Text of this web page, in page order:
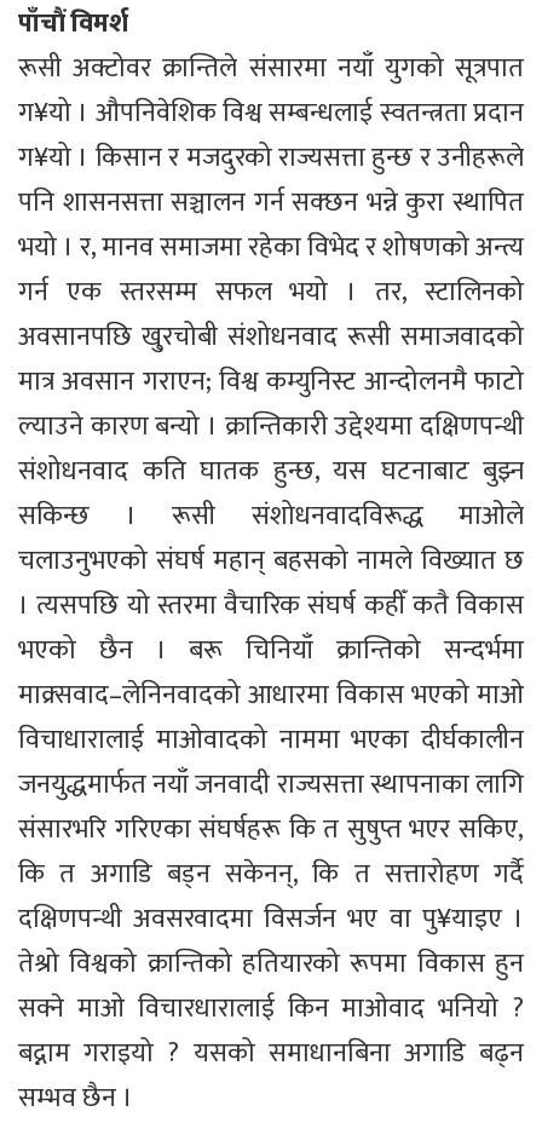
पाँचौं विमर्श
रूसी अक्टोवर क्रान्तिले संसारमा नयाँ युगको सूत्रपात
ग¥यो । औपनिवेशिक विश्व सम्बन्धलाई स्वतन्त्रता प्रदान
ग¥यो । किसान र मजदुरको राज्यसत्ता हुन्छ र उनीहरूले
पनि शासनसत्ता सञ्चालन गर्न सक्छन भन्ने कुरा स्थापित
भयो । र, मानव समाजमा रहेका विभेद र शोषणको अन्त्य
गर्न एक स्तरसम्म सफल भयो । तर, स्टालिनको
अवसानपछि खु्रचोबी संशोधनवाद रूसी समाजवादको
मात्र अवसान गराएन; विश्व कम्युनिस्ट आन्दोलनमै फाटो
ल्याउने कारण बन्यो । क्रान्तिकारी उद्देश्यमा दक्षिणपन्थी
संशोधनवाद कति घातक हुन्छ, यस घटनाबाट बुझ्न
सकिन्छ । रूसी संशोधनवादविरूद्ध माओले
चलाउनुभएको संघर्ष महान् बहसको नामले विख्यात छ
। त्यसपछि यो स्तरमा वैचारिक संघर्ष कहीँ कतै विकास
भएको छैन । बरू चिनियाँ क्रान्तिको सन्दर्भमा
माक्र्सवाद–लेनिनवादको आधारमा विकास भएको माओ
विचाधारालाई माओवादको नाममा भएका दीर्घकालीन
जनयुद्धमार्फत नयाँ जनवादी राज्यसत्ता स्थापनाका लागि
संसारभरि गरिएका संघर्षहरू कि त सुषुप्त भएर सकिए,
कि त अगाडि बड्न सकेनन्, कि त सत्तारोहण गर्दै
दक्षिणपन्थी अवसरवादमा विसर्जन भए वा पु¥याइए ।
तेश्रो विश्वको क्रान्तिको हतियारको रूपमा विकास हुन
सक्ने माओ विचारधारालाई किन माओवाद भनियो ?
बद्नाम गराइयो ? यसको समाधानबिना अगाडि बढ्न
सम्भव छैन ।